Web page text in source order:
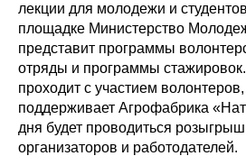
лекции для молодежи и
площадке Министерство
представит программы
отряды и программы
проходит с участием
поддерживает Агрофабрика
дня будет проводиться
организаторов и работодателей.